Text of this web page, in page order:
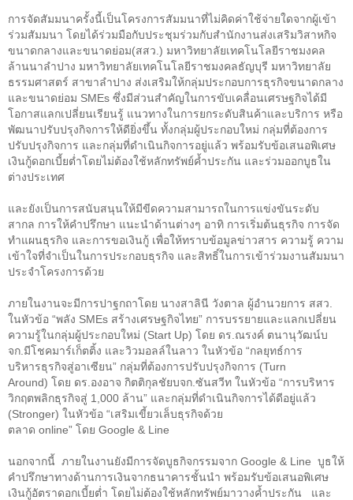
การจัดสัมมนาครั้งนี้เป็นโครงการสัมมนาที่ไม่คิดค่าใช้จ่ายใดจากผู้เข้า
ร่วมสัมมนา โดยได้ร่วมมือกับประชุมร่วมกับสำนักงานส่งเสริมวิสาหกิจ
ขนาดกลางและขนาดย่อม(สสว.) มหาวิทยาลัยเทคโนโลยีราชมงคล
ล้านนาลำปาง มหาวิทยาลัยเทคโนโลยีราชมงคลธัญบุรี มหาวิทยาลัย
ธรรมศาสตร์ สาขาลำปาง ส่งเสริมให้กลุ่มประกอบการธุรกิจขนาดกลาง
และขนาดย่อม SMEs ซึ่งมีส่วนสำคัญในการขับเคลื่อนเศรษฐกิจได้มี
โอกาสแลกเปลี่ยนเรียนรู้ แนวทางในการยกระดับสินค้าและบริการ หรือ
พัฒนาปรับปรุงกิจการให้ดียิ่งขึ้น ทั้งกลุ่มผู้ประกอบใหม่ กลุ่มที่ต้องการ
ปรับปรุงกิจการ และกลุ่มที่ดำเนินกิจการอยู่แล้ว พร้อมรับข้อเสนอพิเศษ
เงินกู้ดอกเบี้ยต่ำโดยไม่ต้องใช้หลักทรัพย์ค้ำประกัน และร่วมออกบูธใน
ต่างประเทศ
และยังเป็นการสนับสนุนให้มีขีดความสามารถในการแข่งขันระดับ
สากล การให้คำปรึกษา แนะนำด้านต่างๆ อาทิ การเริ่มต้นธุรกิจ การจัด
ทำแผนธุรกิจ และการขอเงินกู้ เพื่อให้ทราบข้อมูลข่าวสาร ความรู้ ความ
เข้าใจที่จำเป็นในการประกอบธุรกิจ และสิทธิ์ในการเข้าร่วมงานสัมมนา
ประจำโครงการด้วย
ภายในงานจะมีการปาฐกถาโดย นางสาลินี วังตาล ผู้อำนวยการ สสว.
ในหัวข้อ “พลัง SMEs สร้างเศรษฐกิจไทย” การบรรยายและแลกเปลี่ยน
ความรู้ในกลุ่มผู้ประกอบใหม่ (Start Up) โดย ดร.ณรงค์ ตนานุวัฒน์บ
จก.มีโชคมาร์เก็ตติ้ง และวิวมอลล์ในลาว ในหัวข้อ “กลยุทธ์การ
บริหารธุรกิจสู่อาเซียน” กลุ่มที่ต้องการปรับปรุงกิจการ (Turn
Around) โดย ดร.องอาจ กิตติกุลชัยบจก.ซันสวีท ในหัวข้อ “การบริหาร
วิกฤตพลิกธุรกิจสู่ 1,000 ล้าน” และกลุ่มที่ดำเนินกิจการได้ดีอยู่แล้ว
(Stronger) ในหัวข้อ “เสริมเขี้ยวเล็บธุรกิจด้วย
ตลาด online” โดย Google & Line
นอกจากนี้ ภายในงานยังมีการจัดบูธกิจกรรมจาก Google & Line บูธให้
คำปรึกษาทางด้านการเงินจากธนาคารชั้นนำ พร้อมรับข้อเสนอพิเศษ
เงินกู้อัตราดอกเบี้ยต่ำ โดยไม่ต้องใช้หลักทรัพย์มาวางค้ำประกัน และ